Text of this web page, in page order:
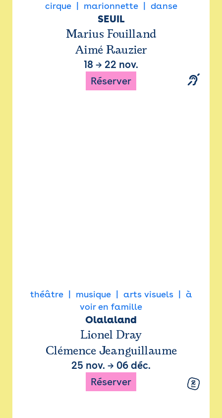
cirque marionnette danse
SEUIL
Marius Fouilland
Aimé Rauzier
18 → 22 nov.
Réserver
théâtre musique arts visuels
à
voir en famille
Olalaland
Lionel Dray
Clémence Jeanguillaume
25 nov. → 06 déc.
Réserver